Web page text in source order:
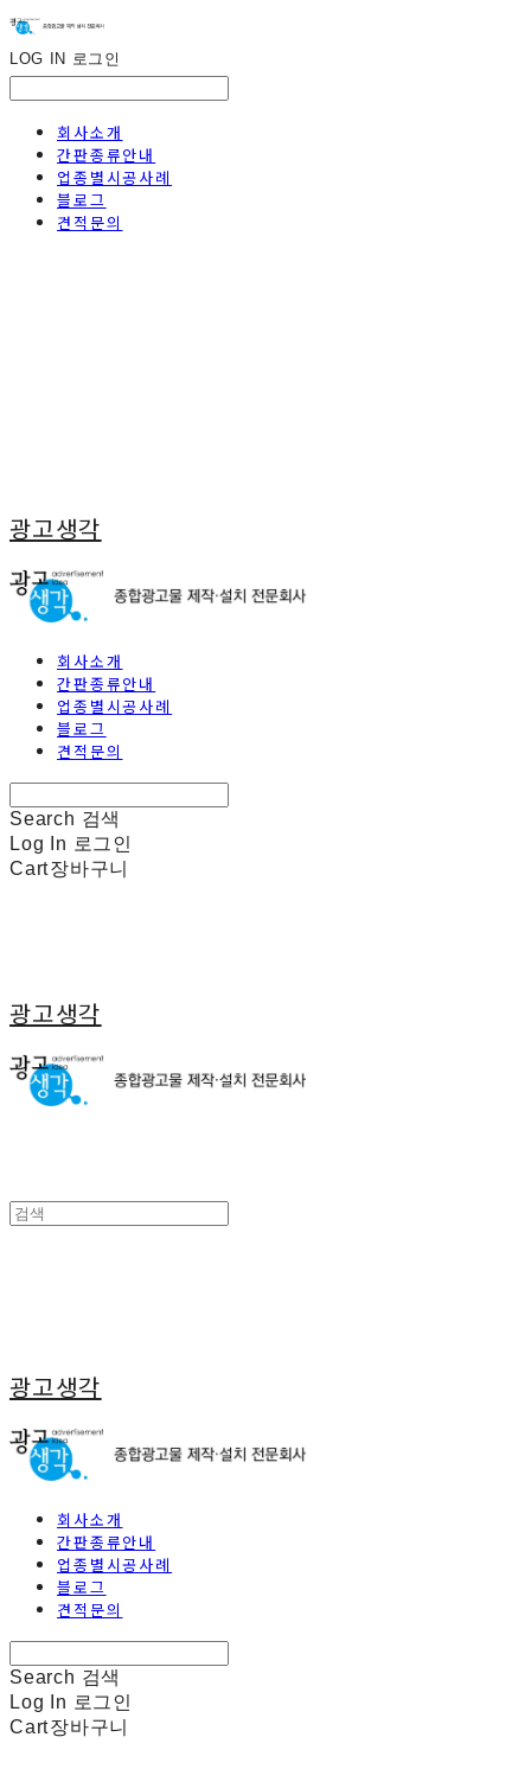
LOG IN 로그인
회사소개
간판종류안내
업종별시공사례
블로그
견적문의
광고생각
회사소개
간판종류안내
업종별시공사례
블로그
견적문의
Search 검색
Log In 로그인
Cart장바구니
광고생각
광고생각
회사소개
간판종류안내
업종별시공사례
블로그
견적문의
Search 검색
Log In 로그인
Cart장바구니